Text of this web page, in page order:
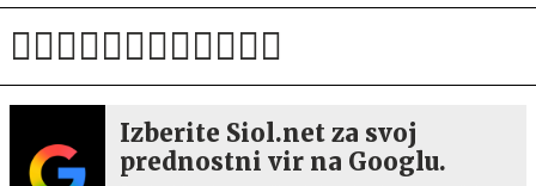
Izberite Siol.net za svoj
prednostni vir na Googlu.